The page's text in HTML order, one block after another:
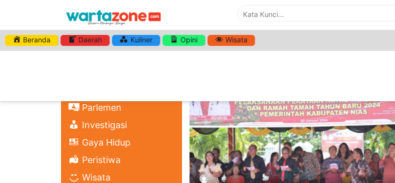
Beranda Daerah Kuliner Opini Wisata
Parlemen
Investigasi
Gaya Hidup
Peristiwa
Wisata
HASHTAG:NATAL